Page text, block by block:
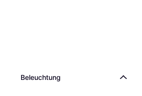
Beleuchtung